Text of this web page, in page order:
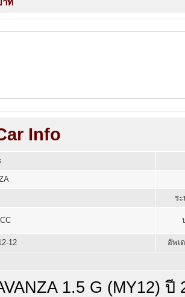
าท
Info
ระ
12 อัพเ
1.5 G (MY12) ปี